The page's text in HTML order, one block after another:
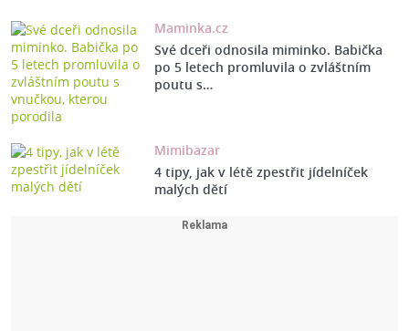
Maminka.cz
Své dceři odnosila miminko. Babička
po 5 letech promluvila o zvláštním
poutu s…
Mimibazar
4 tipy, jak v létě zpestřit jídelníček
malých dětí